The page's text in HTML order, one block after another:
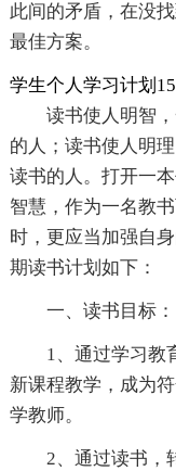
此间的矛盾，在没
最佳方案。
学生个人学习计划15
读书使人明智
的人；读书使人明
读书的人。打开一
智慧，作为一名教
时，更应当加强自
期读书计划如下：
一、读书目标：
1、通过学习教
新课程教学，成为
学教师。
2、通过读书，